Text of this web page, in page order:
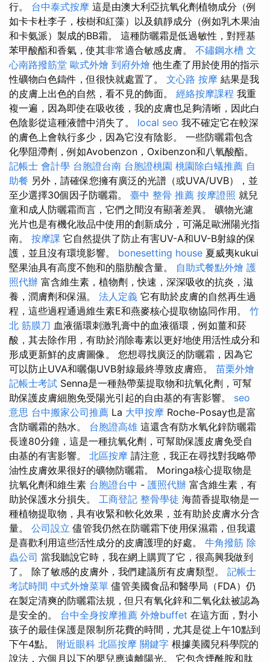
行。 台中泰式按摩 這是由澳大利亞抗氧化劑植物成分（例
如卡卡杜李子，桉樹和紅藻）以及鎮靜成分（例如乳木果油
和卡氨派）製成的BB霜。 這種防曬霜是低過敏性，對羥基
苯甲酸酯和香氣，使其非常適合敏感皮膚。 不鏽鋼水槽 文
心南路撥筋堂 歐式外燴 到府外燴 他生產了用於使用的指示
性礦物白色鑄件，但很快就處置了。 文心路 按摩 結果是我
的皮膚上出色的自然，看不見的飾面。 經絡按摩課程 我重
複一遍，因為即使在吸收後，我的皮膚也足夠清晰，因此白
色陰影從這種液體中消失了。 local seo 我不確定它在較深
的膚色上會執行多少，因為它沒有陰影。 一些防曬霜包含
化學阻滯劑，例如Avobenzon，Oxibenzon和八氧酸酯。
記帳士 會計學 台胞證台南 台胞證桃園 桃園除白蟻推薦 自
助餐 另外，請確保您擁有廣泛的光譜（或UVA/UVB），並
至少選擇30個因子防曬霜。 臺中 整骨 推薦 按摩證照 就兒
童和成人防曬霜而言，它們之間沒有顯著差異。 礦物光濾
光片也是有機化妝品中使用的創新成分，可滿足歐洲陽光指
南。 按摩課 它自然提供了防止有害UV-A和UV-B射線的保
護，並且沒有環境影響。 bonesetting house 夏威夷kukui
堅果油具有高度不飽和的脂肪酸含量。 自助式餐點外燴 護
照代辦 富含維生素，植物劑，快速，深深吸收的抗炎，滋
養，潤膚劑和保濕。 法人定義 它有助於皮膚的自然再生過
程，這些過程通過維生素E和燕麥核心提取物協同作用。 竹
北 筋膜刀 血液循環刺激乳膏中的血液循環，例如薑和菸
酸，其去除作用，有助於消除毒素以更好地使用活性成分和
形成更新鮮的皮膚圖像。 您想尋找廣泛的防曬霜，因為它
可以防止UVA和曬傷UVB射線最終導致皮膚癌。 苗栗外燴
記帳士考試 Senna是一種熱帶葉提取物和抗氧化劑，可幫
助保護皮膚細胞免受陽光引起的自由基的有害影響。 seo
意思 台中搬家公司推薦 La 大甲按摩 Roche-Posay也是富
含防曬霜的熱水。 台胞證高雄 這還含有防水氧化鋅防曬霜
長達80分鐘，這是一種抗氧化劑，可幫助保護皮膚免受自
由基的有害影響。 北區按摩 請注意，我正在尋找對我略帶
油性皮膚效果很好的礦物防曬霜。 Moringa核心提取物是
抗氧化劑和維生素 台胞證台中 - 護照代辦 富含維生素，有
助於保護水分損失。 工商登記 整骨學徒 海茴香提取物是一
種植物提取物，具有收緊和軟化效果，並有助於皮膚水分含
量。 公司設立 儘管我仍然在防曬霜下使用保濕霜，但我還
是喜歡利用這些活性成分的皮膚護理的好處。 牛角撥筋 除
蟲公司 當我聽說它時，我在網上購買了它，很高興我做到
了。 除了敏感的皮膚外，我們建議所有皮膚類型。 記帳士
考試時間 中式外燴菜單 儘管美國食品和醫學局（FDA）仍
在製定清爽的防曬霜法規，但只有氧化鋅和二氧化鈦被認為
是安全的。 台中全身按摩推薦 外燴buffet 在這方面，對小
孩子的最佳保護是限制所花費的時間，尤其是從上午10點到
下午4點。 附近眼科 北區按摩 關鍵字 根據美國兒科學院的
說法，六個月以下的嬰兒應遠離陽光。 它包含煙酰胺和肽